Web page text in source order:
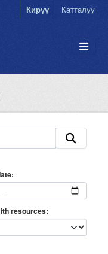
Кирүү Катталуу
resources